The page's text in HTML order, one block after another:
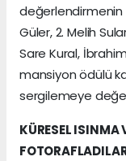
değerlendirmenin
Güler, 2. Melih
Sare Kural,
mansiyon ödülü
sergilemeye
KÜRESEL ISINMA